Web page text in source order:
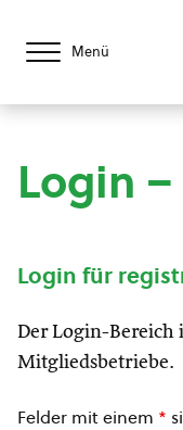
Menü
Login
Login für
Der Login-Bereich
Mitgliedsbetriebe.
Felder mit einem *